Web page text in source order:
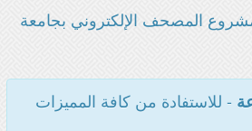
المصحف الإلكتروني بجامعة
- للاستفادة من كافة المميزات